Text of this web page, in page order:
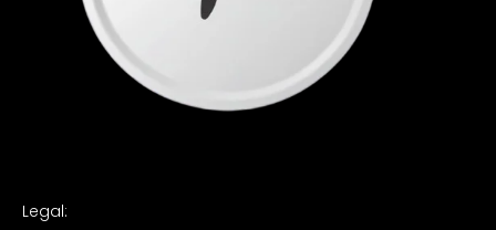
Legal: